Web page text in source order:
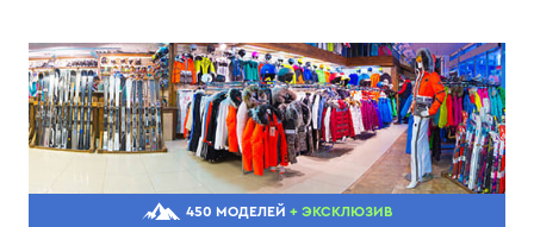
450 МОДЕЛЕЙ + ЭКСКЛЮЗИВ